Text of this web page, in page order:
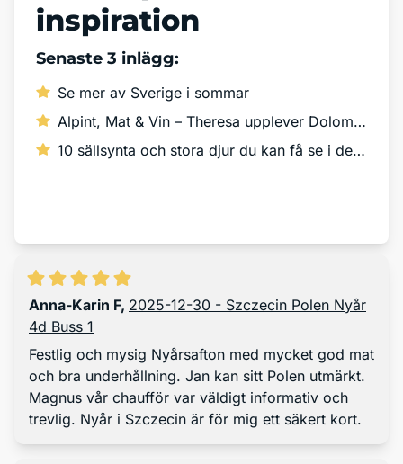
inspiration
Senaste 3 inlägg:
Se mer av Sverige i sommar
Alpint, Mat & Vin – Theresa upplever Dolomiterna!
10 sällsynta och stora djur du kan få se i det vilda
Anna-Karin F, 2025-12-30 - Szczecin Polen Nyår
4d Buss 1
Festlig och mysig Nyårsafton med mycket god mat
och bra underhållning. Jan kan sitt Polen utmärkt.
Magnus vår chaufför var väldigt informativ och
trevlig. Nyår i Szczecin är för mig ett säkert kort.